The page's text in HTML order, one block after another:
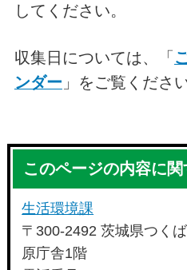
してください。
収集日については、「
ンダー 」をご覧ください
このページの内容に
生活環境課
〒300-2492 茨城県つく
原庁舎1階